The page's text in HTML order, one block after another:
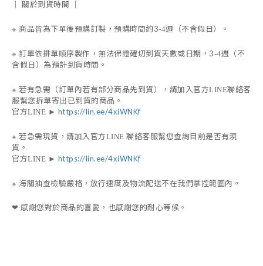
關於到貨時間
※ 商品皆為下單後預購訂製，預購時間約3-4週（不含假日）。
※ 訂單依排單順序製作，無法保證確切到貨天數或日期， 3-4週（不
含假日）為預計到貨時間。
※ 若有急需（訂單內若有部分商品先到貨），請加入官方LINE聯絡客
服幫您拆單寄出已到貨的商品。
官方LINE ► https://lin.ee/4xiWNKf
※ 若急需現貨，請加入官方LINE 聯絡客服幫您查詢目前是否有現
貨。
官方LINE ► https://lin.ee/4xiWNKf
※ 海關抽查檢驗嚴格，放行速度及物流配送不在我們掌控範圍內。
❤︎ 感謝您對於商品的喜愛，也感謝您的耐心等候。